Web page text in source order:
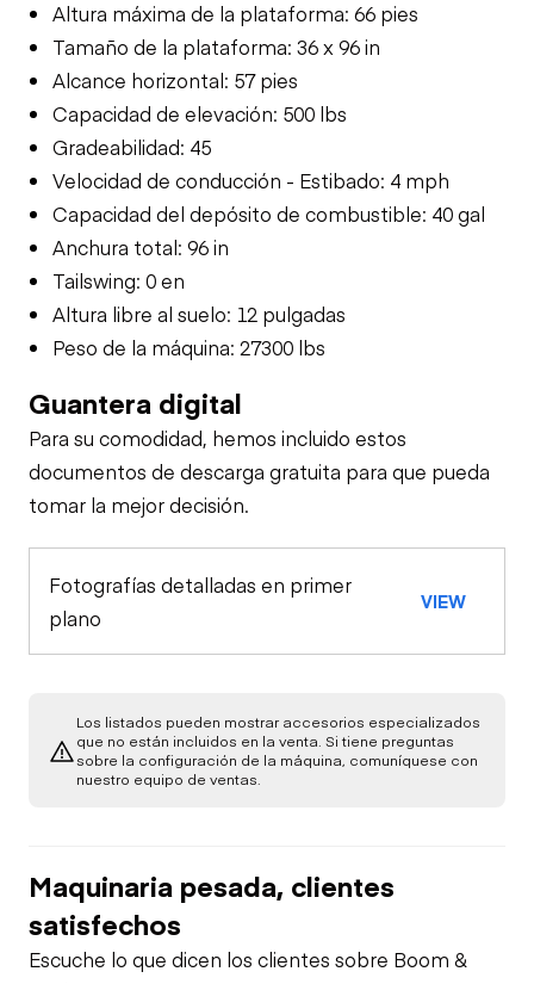
Altura máxima de la plataforma: 66 pies
Tamaño de la plataforma: 36 x 96 in
Alcance horizontal: 57 pies
Capacidad de elevación: 500 lbs
Gradeabilidad: 45
Velocidad de conducción - Estibado: 4 mph
Capacidad del depósito de combustible: 40 gal
Anchura total: 96 in
Tailswing: 0 en
Altura libre al suelo: 12 pulgadas
Peso de la máquina: 27300 lbs
Guantera digital
Para su comodidad, hemos incluido estos
documentos de descarga gratuita para que pueda
tomar la mejor decisión.
Fotografías detalladas en primer
plano
VIEW
Los listados pueden mostrar accesorios especializados
que no están incluidos en la venta. Si tiene preguntas
sobre la configuración de la máquina, comuníquese con
nuestro equipo de ventas.
Maquinaria pesada, clientes
satisfechos
Escuche lo que dicen los clientes sobre Boom &